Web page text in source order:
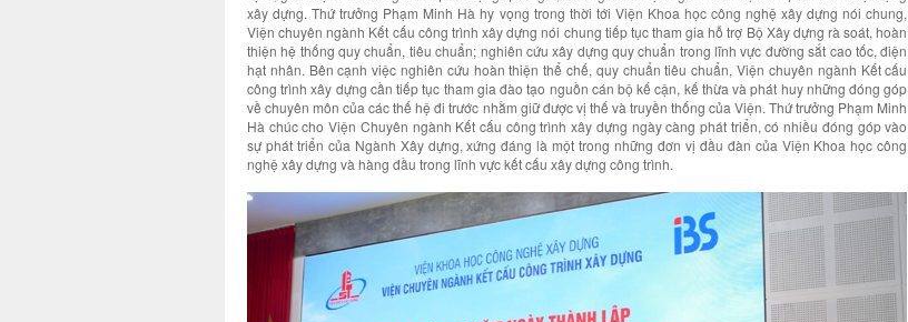
xây dựng. Thứ trưởng Phạm Minh Hà hy vọng trong thời tới Viện Khoa học công nghệ xây dựng nói chung,
Viện chuyên ngành Kết cấu công trình xây dựng nói chung tiếp tục tham gia hỗ trợ Bộ Xây dựng rà soát, hoàn
thiện hệ thống quy chuẩn, tiêu chuẩn; nghiên cứu xây dựng quy chuẩn trong lĩnh vực đường sắt cao tốc, điện
hạt nhân. Bên cạnh việc nghiên cứu hoàn thiện thể chế, quy chuẩn tiêu chuẩn, Viện chuyên ngành Kết cấu
công trình xây dựng cần tiếp tục tham gia đào tạo nguồn cán bộ kế cận, kế thừa và phát huy những đóng góp
về chuyên môn của các thế hệ đi trước nhằm giữ được vị thế và truyền thống của Viện. Thứ trưởng Phạm Minh
Hà chúc cho Viện Chuyên ngành Kết cấu công trình xây dựng ngày càng phát triển, có nhiều đóng góp vào
sự phát triển của Ngành Xây dựng, xứng đáng là một trong những đơn vị đầu đàn của Viện Khoa học công
nghệ xây dựng và hàng đầu trong lĩnh vực kết cấu xây dựng công trình.